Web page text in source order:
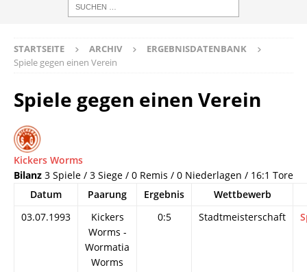
STARTSEITE ARCHIV
ERGEBNISDATENBANK
Spiele gegen einen Verein
Spiele gegen einen Verein
Kickers Worms
Bilanz 3 Spiele / 3 Siege / 0 Remis / 0 Niederlagen / 16:1 Tore
Datum
Paarung Ergebnis
Wettbewerb
03.07.1993
Kickers
Worms -
Wormatia
Worms
0:5 Stadtmeisterschaft